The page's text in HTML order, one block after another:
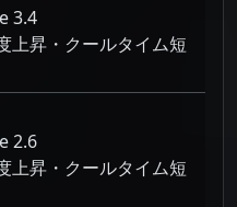
3.4
上昇・クールタイム短
2.6
上昇・クールタイム短